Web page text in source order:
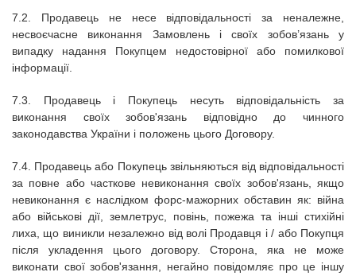
7.2.
Продавець не несе відповідальності за неналежне,
несвоєчасне виконання Замовлень і своїх зобов’язань у
випадку надання Покупцем недостовірної або помилкової
інформації.
7.3.
Продавець і Покупець несуть відповідальність за
виконання своїх зобов'язань відповідно до чинного
законодавства України і положень цього Договору.
7.4. Продавець або Покупець звільняються від відповідальності
за повне або часткове невиконання своїх зобов'язань, якщо
невиконання є наслідком форс-мажорних обставин як: війна
або військові дії, землетрус, повінь, пожежа та інші стихійні
лиха, що виникли незалежно від волі Продавця і / або Покупця
після укладення цього договору.
Сторона, яка не може
виконати свої зобов'язання, негайно повідомляє про це іншу